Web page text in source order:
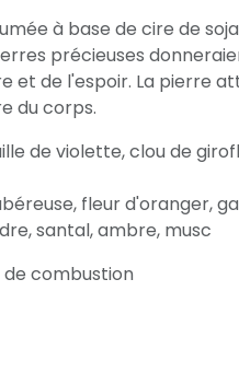
à base de cire de
précieuses
et de l'espoir. La pierre
du corps.
de violette, clou de
fleur d'oranger,
santal, ambre, musc
combustion